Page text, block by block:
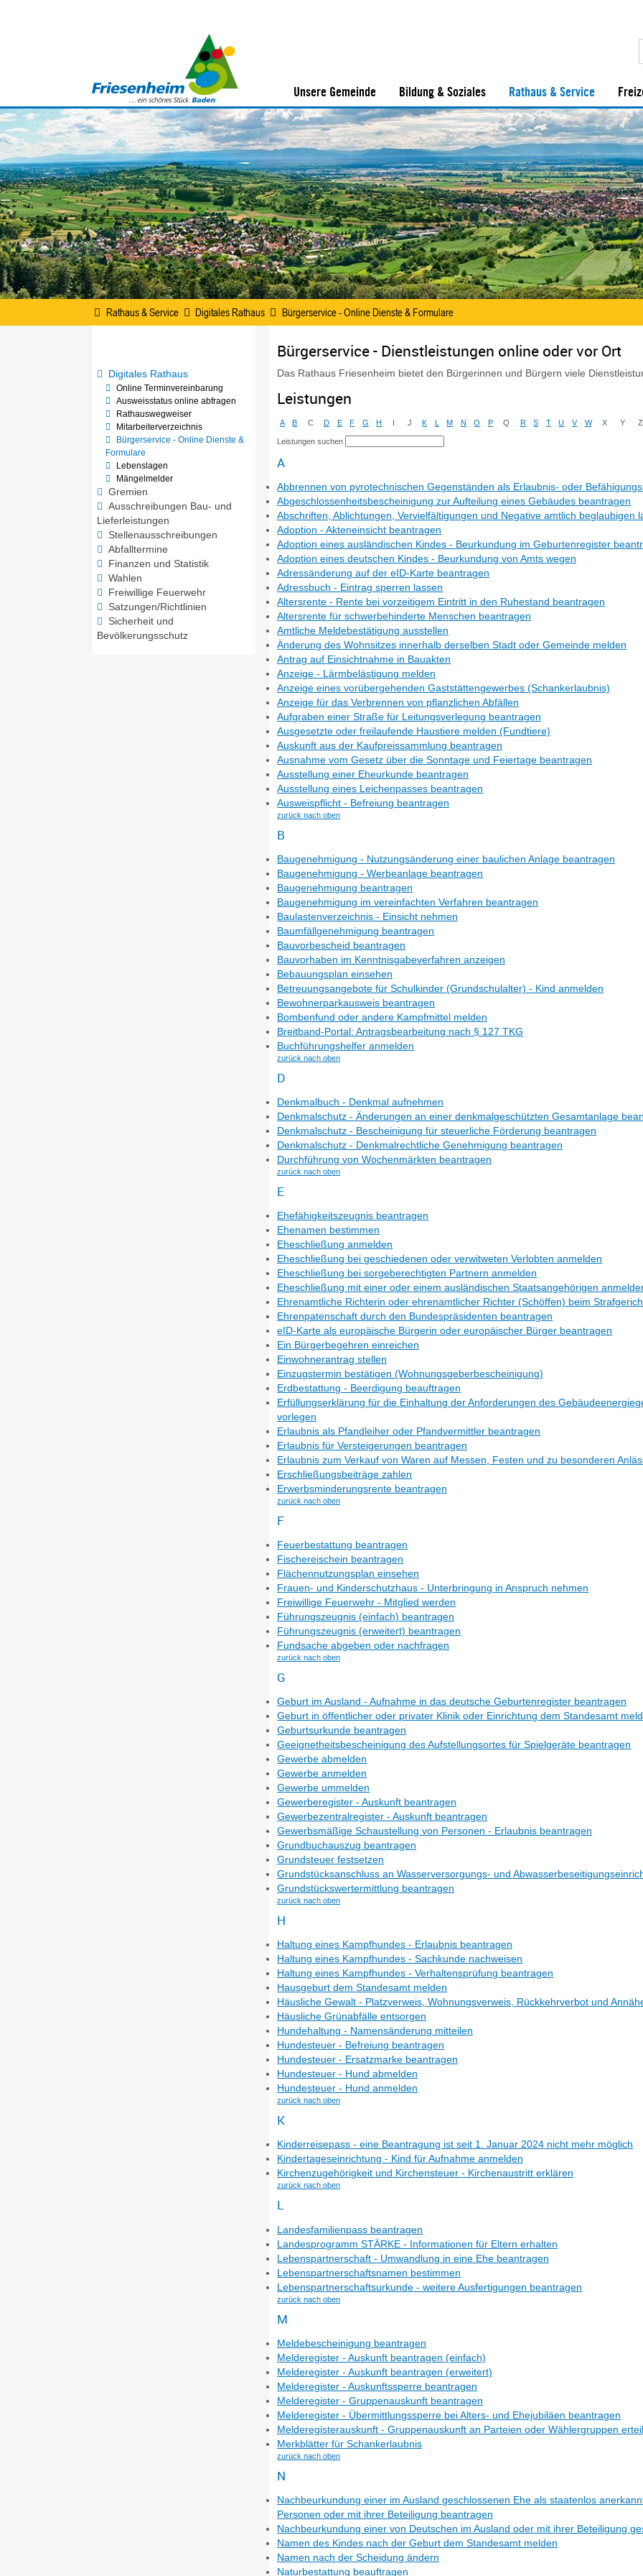
Unsere Gemeinde Bildung & Soziales Rathaus & Service
Rathaus & Service Digitales Rathaus Bürgerservice - Online Dienste & Formulare
Digitales Rathaus
Online Terminvereinbarung
Ausweisstatus online abfragen
Rathauswegweiser
Mitarbeiterverzeichnis
Bürgerservice - Online Dienste &
Formulare
Lebenslagen
Mängelmelder
Gremien
Ausschreibungen Bau- und
Lieferleistungen
Stellenausschreibungen
Abfalltermine
Finanzen und Statistik
Wahlen
Freiwillige Feuerwehr
Satzungen/Richtlinien
Sicherheit und
Bevölkerungsschutz
Bürgerservice - Dienstleistungen online oder vor Ort
Das Rathaus Friesenheim bietet den Bürgerinnen und Bürgern viele
Leistungen
A B C D E F G H I J K L M N O P Q R S T U V W X Y Z
Leistungen suchen
A
Abbrennen von pyrotechnischen Gegenständen als Erlaubnis- oder
Abgeschlossenheitsbescheinigung zur Aufteilung eines Gebäudes beantragen
Abschriften, Ablichtungen, Vervielfältigungen und Negative amtlich beglaubigen
Adoption - Akteneinsicht beantragen
Adoption eines ausländischen Kindes - Beurkundung im Geburtenregister
Adoption eines deutschen Kindes - Beurkundung von Amts wegen
Adressänderung auf der eID-Karte beantragen
Adressbuch - Eintrag sperren lassen
Altersrente - Rente bei vorzeitigem Eintritt in den Ruhestand beantragen
Altersrente für schwerbehinderte Menschen beantragen
Amtliche Meldebestätigung ausstellen
Änderung des Wohnsitzes innerhalb derselben Stadt oder Gemeinde melden
Antrag auf Einsichtnahme in Bauakten
Anzeige - Lärmbelästigung melden
Anzeige eines vorübergehenden Gaststättengewerbes (Schankerlaubnis)
Anzeige für das Verbrennen von pflanzlichen Abfällen
Aufgraben einer Straße für Leitungsverlegung beantragen
Ausgesetzte oder freilaufende Haustiere melden (Fundtiere)
Auskunft aus der Kaufpreissammlung beantragen
Ausnahme vom Gesetz über die Sonntage und Feiertage beantragen
Ausstellung einer Eheurkunde beantragen
Ausstellung eines Leichenpasses beantragen
Ausweispflicht - Befreiung beantragen
zurück nach oben
B
Baugenehmigung - Nutzungsänderung einer baulichen Anlage beantragen
Baugenehmigung - Werbeanlage beantragen
Baugenehmigung beantragen
Baugenehmigung im vereinfachten Verfahren beantragen
Baulastenverzeichnis - Einsicht nehmen
Baumfällgenehmigung beantragen
Bauvorbescheid beantragen
Bauvorhaben im Kenntnisgabeverfahren anzeigen
Bebauungsplan einsehen
Betreuungsangebote für Schulkinder (Grundschulalter) - Kind anmelden
Bewohnerparkausweis beantragen
Bombenfund oder andere Kampfmittel melden
Breitband-Portal: Antragsbearbeitung nach § 127 TKG
Buchführungshelfer anmelden
zurück nach oben
D
Denkmalbuch - Denkmal aufnehmen
Denkmalschutz - Änderungen an einer denkmalgeschützten Gesamtanlage
Denkmalschutz - Bescheinigung für steuerliche Förderung beantragen
Denkmalschutz - Denkmalrechtliche Genehmigung beantragen
Durchführung von Wochenmärkten beantragen
zurück nach oben
E
Ehefähigkeitszeugnis beantragen
Ehenamen bestimmen
Eheschließung anmelden
Eheschließung bei geschiedenen oder verwitweten Verlobten anmelden
Eheschließung bei sorgeberechtigten Partnern anmelden
Eheschließung mit einer oder einem ausländischen Staatsangehörigen
Ehrenamtliche Richterin oder ehrenamtlicher Richter (Schöffen) beim
Ehrenpatenschaft durch den Bundespräsidenten beantragen
eID-Karte als europäische Bürgerin oder europäischer Bürger beantragen
Ein Bürgerbegehren einreichen
Einwohnerantrag stellen
Einzugstermin bestätigen (Wohnungsgeberbescheinigung)
Erdbestattung - Beerdigung beauftragen
Erfüllungserklärung für die Einhaltung der Anforderungen des
vorlegen
Erlaubnis als Pfandleiher oder Pfandvermittler beantragen
Erlaubnis für Versteigerungen beantragen
Erlaubnis zum Verkauf von Waren auf Messen, Festen und zu besonderen
Erschließungsbeiträge zahlen
Erwerbsminderungsrente beantragen
zurück nach oben
F
Feuerbestattung beantragen
Fischereischein beantragen
Flächennutzungsplan einsehen
Frauen- und Kinderschutzhaus - Unterbringung in Anspruch nehmen
Freiwillige Feuerwehr - Mitglied werden
Führungszeugnis (einfach) beantragen
Führungszeugnis (erweitert) beantragen
Fundsache abgeben oder nachfragen
zurück nach oben
G
Geburt im Ausland - Aufnahme in das deutsche Geburtenregister beantragen
Geburt in öffentlicher oder privater Klinik oder Einrichtung dem Standesamt
Geburtsurkunde beantragen
Geeignetheitsbescheinigung des Aufstellungsortes für Spielgeräte beantragen
Gewerbe abmelden
Gewerbe anmelden
Gewerbe ummelden
Gewerberegister - Auskunft beantragen
Gewerbezentralregister - Auskunft beantragen
Gewerbsmäßige Schaustellung von Personen - Erlaubnis beantragen
Grundbuchauszug beantragen
Grundsteuer festsetzen
Grundstücksanschluss an Wasserversorgungs- und
Grundstückswertermittlung beantragen
zurück nach oben
H
Haltung eines Kampfhundes - Erlaubnis beantragen
Haltung eines Kampfhundes - Sachkunde nachweisen
Haltung eines Kampfhundes - Verhaltensprüfung beantragen
Hausgeburt dem Standesamt melden
Häusliche Gewalt - Platzverweis, Wohnungsverweis, Rückkehrverbot und
Häusliche Grünabfälle entsorgen
Hundehaltung - Namensänderung mitteilen
Hundesteuer - Befreiung beantragen
Hundesteuer - Ersatzmarke beantragen
Hundesteuer - Hund abmelden
Hundesteuer - Hund anmelden
zurück nach oben
K
Kinderreisepass - eine Beantragung ist seit 1. Januar 2024 nicht mehr möglich
Kindertageseinrichtung - Kind für Aufnahme anmelden
Kirchenzugehörigkeit und Kirchensteuer - Kirchenaustritt erklären
zurück nach oben
L
Landesfamilienpass beantragen
Landesprogramm STÄRKE - Informationen für Eltern erhalten
Lebenspartnerschaft - Umwandlung in eine Ehe beantragen
Lebenspartnerschaftsnamen bestimmen
Lebenspartnerschaftsurkunde - weitere Ausfertigungen beantragen
zurück nach oben
M
Meldebescheinigung beantragen
Melderegister - Auskunft beantragen (einfach)
Melderegister - Auskunft beantragen (erweitert)
Melderegister - Auskunftssperre beantragen
Melderegister - Gruppenauskunft beantragen
Melderegister - Übermittlungssperre bei Alters- und Ehejubiläen beantragen
Melderegisterauskunft - Gruppenauskunft an Parteien oder Wählergruppen
Merkblätter für Schankerlaubnis
zurück nach oben
N
Nachbeurkundung einer im Ausland geschlossenen Ehe als staatenlos
Personen oder mit ihrer Beteiligung beantragen
Nachbeurkundung einer von Deutschen im Ausland oder mit ihrer Beteiligung
Namen des Kindes nach der Geburt dem Standesamt melden
Namen nach der Scheidung ändern
Naturbestattung beauftragen